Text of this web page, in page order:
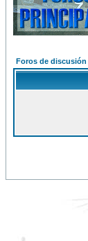
Foros de discusión